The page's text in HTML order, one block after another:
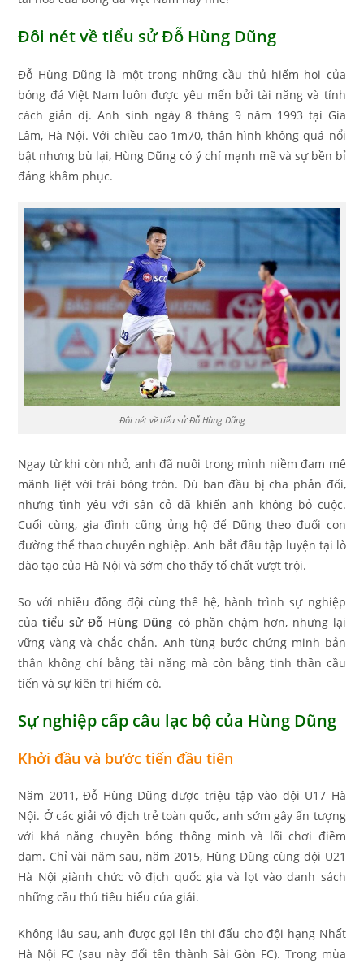
Đôi nét về tiểu sử Đỗ Hùng Dũng
Đỗ Hùng Dũng là một trong những cầu thủ hiếm hoi của
bóng đá Việt Nam luôn được yêu mến bởi tài năng và tính
cách giản dị. Anh sinh ngày 8 tháng 9 năm 1993 tại Gia
Lâm, Hà Nội. Với chiều cao 1m70, thân hình không quá nổi
bật nhưng bù lại, Hùng Dũng có ý chí mạnh mẽ và sự bền bỉ
đáng khâm phục.
Đôi nét về tiểu sử Đỗ Hùng Dũng
Ngay từ khi còn nhỏ, anh đã nuôi trong mình niềm đam mê
mãnh liệt với trái bóng tròn. Dù ban đầu bị cha phản đối,
nhưng tình yêu với sân cỏ đã khiến anh không bỏ cuộc.
Cuối cùng, gia đình cũng ủng hộ để Dũng theo đuổi con
đường thể thao chuyên nghiệp. Anh bắt đầu tập luyện tại lò
đào tạo của Hà Nội và sớm cho thấy tố chất vượt trội.
So với nhiều đồng đội cùng thế hệ, hành trình sự nghiệp
của tiểu sử Đỗ Hùng Dũng có phần chậm hơn, nhưng lại
vững vàng và chắc chắn. Anh từng bước chứng minh bản
thân không chỉ bằng tài năng mà còn bằng tinh thần cầu
tiến và sự kiên trì hiếm có.
Sự nghiệp cấp câu lạc bộ của Hùng Dũng
Khởi đầu và bước tiến đầu tiên
Năm 2011, Đỗ Hùng Dũng được triệu tập vào đội U17 Hà
Nội. Ở các giải vô địch trẻ toàn quốc, anh sớm gây ấn tượng
với khả năng chuyền bóng thông minh và lối chơi điềm
đạm. Chỉ vài năm sau, năm 2015, Hùng Dũng cùng đội U21
Hà Nội giành chức vô địch quốc gia và lọt vào danh sách
những cầu thủ tiêu biểu của giải.
Không lâu sau, anh được gọi lên thi đấu cho đội hạng Nhất
Hà Nội FC (sau này đổi tên thành Sài Gòn FC). Trong mùa